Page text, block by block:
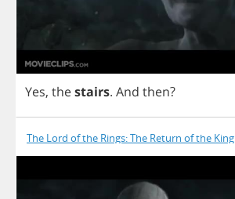
Yes, thestairs. And then?
The Lord of the Rings: The Return of the